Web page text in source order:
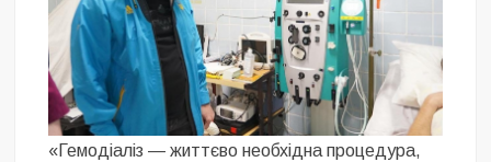
«Гемодіаліз — життєво необхідна процедура,